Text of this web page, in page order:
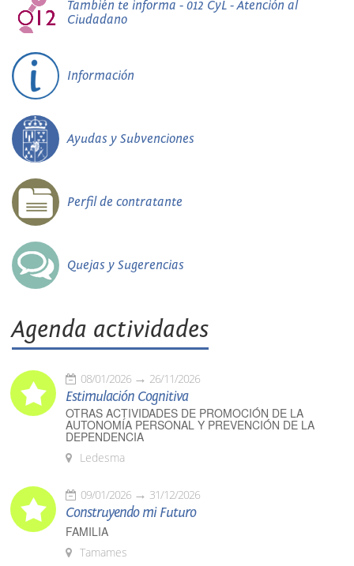
También te informa - 012 CyL - Atención al
Ciudadano
Información
Ayudas y Subvenciones
Perfil de contratante
Quejas y Sugerencias
Agenda actividades
08/01/2026 26/11/2026
Estimulación Cognitiva
OTRAS ACTIVIDADES DE PROMOCIÓN DE LA
AUTONOMÍA PERSONAL Y PREVENCIÓN DE LA
DEPENDENCIA
Ledesma
09/01/2026 31/12/2026
Construyendo mi Futuro
FAMILIA
Tamames